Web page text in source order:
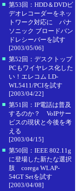
■ 第53回：HDD＆DVDビ
デオレコーダーをネッ
トワーク対応に パナ
ソニック ブロードバン
ドレシーバーを試す
[2003/05/06]
■ 第52回：デスクトップ
PCもワイヤレス化した
い！エレコム LD-
WL5411/PCIを試す
[2003/04/22]
■ 第51回：IP電話は普及
するのか？ VoIPサー
ビスの現状と今後を考
える
[2003/04/15]
■ 第50回：IEEE 802.11g
に登場した新たな選択
肢 corega WLAP-
54GT Setを試す
[2003/04/08]